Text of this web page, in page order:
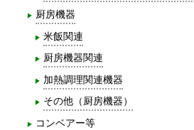
厨房機器
米飯関連
厨房機器関連
加熱調理関連機器
その他（厨房機器）
コンベアー等